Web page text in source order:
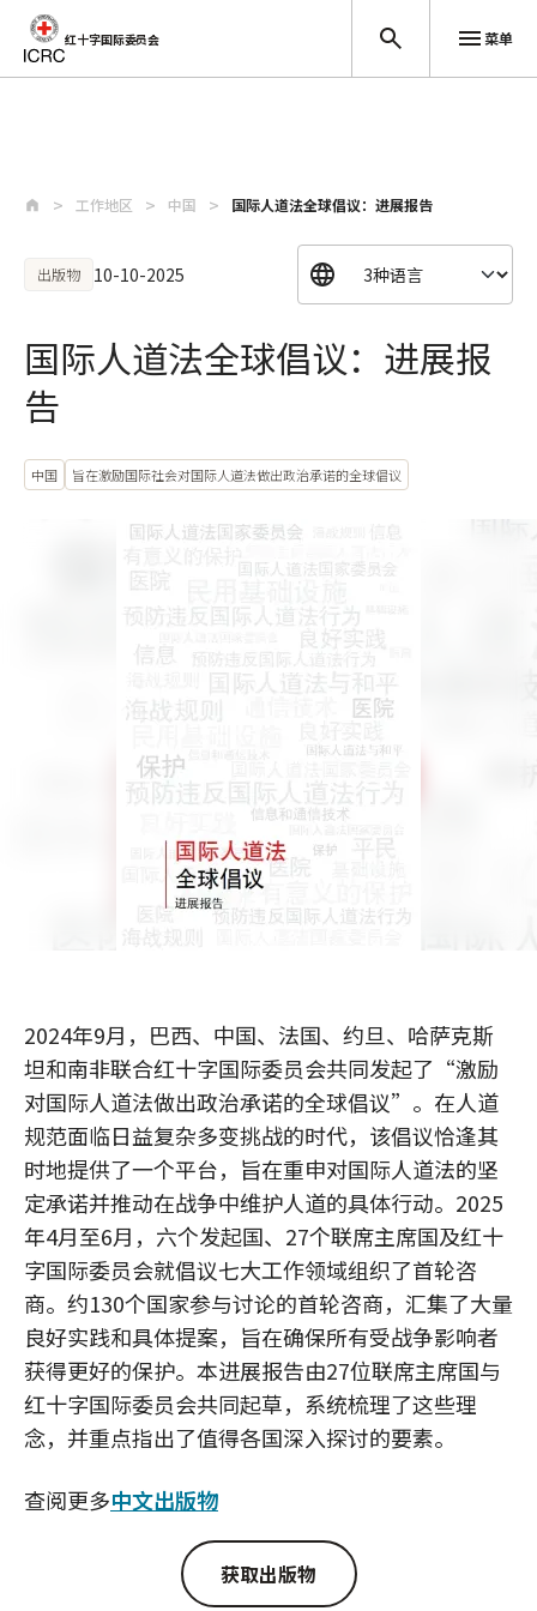
红十字国际委员会 菜单
工作地区 中国 国际人道法全球倡议：进展报告
出版物 10-10-2025
国际人道法全球倡议：进展报
告
中国 旨在激励国际社会对国际人道法做出政治承诺的全球倡议
2024年9月，巴西、中国、法国、约旦、哈萨克斯
坦和南非联合红十字国际委员会共同发起了“激励
对国际人道法做出政治承诺的全球倡议”。在人道
规范面临日益复杂多变挑战的时代，该倡议恰逢其
时地提供了一个平台，旨在重申对国际人道法的坚
定承诺并推动在战争中维护人道的具体行动。2025
年4月至6月，六个发起国、27个联席主席国及红十
字国际委员会就倡议七大工作领域组织了首轮咨
商。约130个国家参与讨论的首轮咨商，汇集了大量
良好实践和具体提案，旨在确保所有受战争影响者
获得更好的保护。本进展报告由27位联席主席国与
红十字国际委员会共同起草，系统梳理了这些理
念，并重点指出了值得各国深入探讨的要素。
查阅更多中文出版物
获取出版物